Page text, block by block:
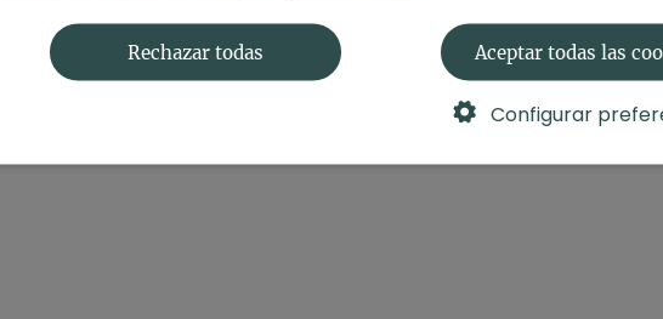
Rechazar todas Aceptar todas las
Configurar